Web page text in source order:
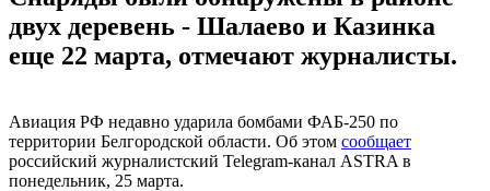
двух деревень - Шалаево и Казинка
еще 22 марта, отмечают журналисты.
Авиация РФ недавно ударила бомбами ФАБ-250 по
территории Белгородской области. Об этом сообщает
российский журналистский Telegram-канал ASTRA в
понедельник, 25 марта.